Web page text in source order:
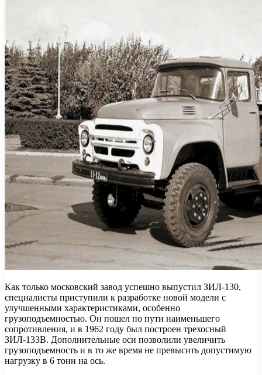
Как только московский завод успешно выпустил ЗИЛ-130,
специалисты приступили к разработке новой модели с
улучшенными характеристиками, особенно
грузоподъемностью. Он пошел по пути наименьшего
сопротивления, и в 1962 году был построен трехосный
ЗИЛ-133В. Дополнительные оси позволили увеличить
грузоподъемность и в то же время не превысить допустимую
нагрузку в 6 тонн на ось.